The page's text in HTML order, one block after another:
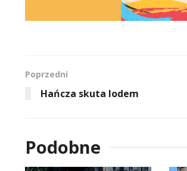
Poprzedni
Hańcza skuta lodem
Podobne